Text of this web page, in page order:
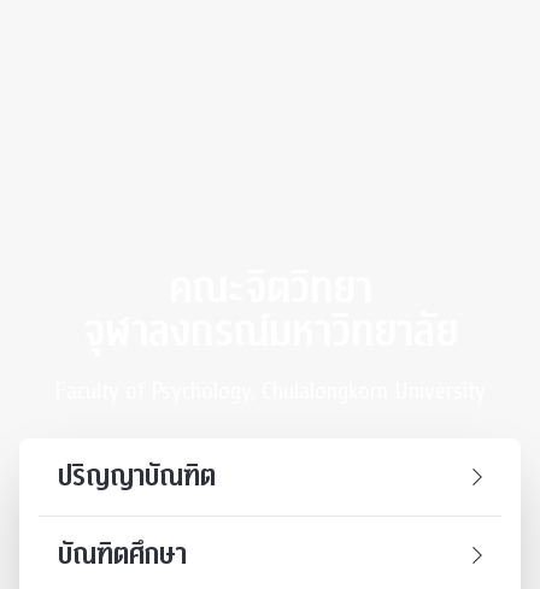
ปริญญาบัณฑิต
บัณฑิตศึกษา